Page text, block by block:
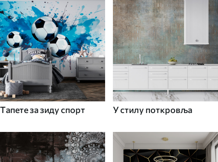
Tапете за зиду спорт У стилу поткровља